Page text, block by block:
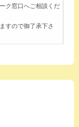
ク窓口へご相談くだ
すので御了承下さ